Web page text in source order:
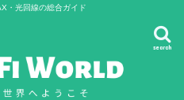
・光回線の総合ガイド
search